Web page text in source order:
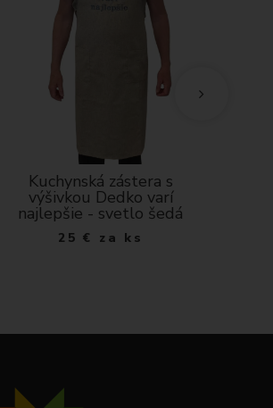
Kuchynská zástera s
výšivkou Dedko varí
najlepšie - svetlo šedá
25 € za ks